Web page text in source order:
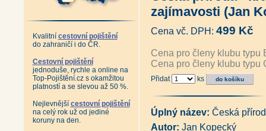
Kvalitní cestovní pojištění
do zahraničí i do ČR.
Cestovní pojištění
jednoduše, rychle a online na
Top-Pojištění.cz s okamžitou
platností a se slevou až 50 %.
Nejlevnější cestovní pojištění
na celý rok už od jediné
koruny na den.
Česká republika (Vladimír
Česká příroda - krásy a
Antikvariát - Moravské
Antikvariát - Poklady
Antikvariát - Hrady a zámky v
Hrady a zámky České
Antikvariát - Exily a úkryty v
Posvátná krajina - Eseje o
Jantarová stezka (Pavel
Krajiny domova (Václav
Vltava + CD (Ivan Matějka)
zajímavosti (Jan
Cena vč. DPH: 499 Kč
Cena pro členy klubu typu
Cena pro členy klubu typu
Přidat ks
Úplný název: Česká
Autor: Jan Kopecký